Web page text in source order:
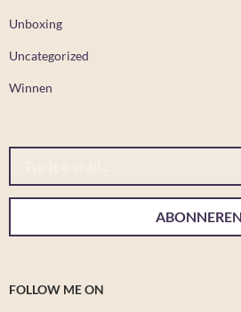
Unboxing
Uncategorized
Winnen
Typ je e-mail...
ABONNEREN
FOLLOW ME ON